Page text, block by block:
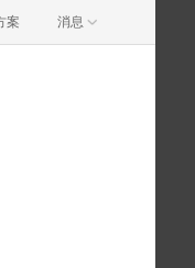
案 消息